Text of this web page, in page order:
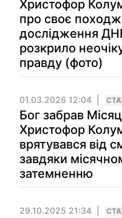
Христофор
про своє
дослідження
розкрило
правду (фото)
01.03.2026 12:04
Бог забрав
Христофор
врятувався від
завдяки
затемненню
29.10.2025 21:34